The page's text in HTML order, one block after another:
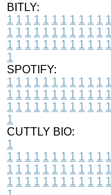
BITLY:
1 1 1 1 1 1 1 1 1 1 1 1
1 1 1 1 1 1 1 1 1 1 1 1
1 1 1 1 1 1 1 1 1 1 1 1
1
SPOTIFY:
1 1 1 1 1 1 1 1 1 1 1 1
1 1 1 1 1 1 1 1 1 1 1 1
1 1 1 1 1 1 1 1 1 1 1 1
1
CUTTLY BIO:
1
1 1 1 1 1 1 1 1 1 1 1 1
1 1 1 1 1 1 1 1 1 1 1 1
1 1 1 1 1 1 1 1 1 1 1 1